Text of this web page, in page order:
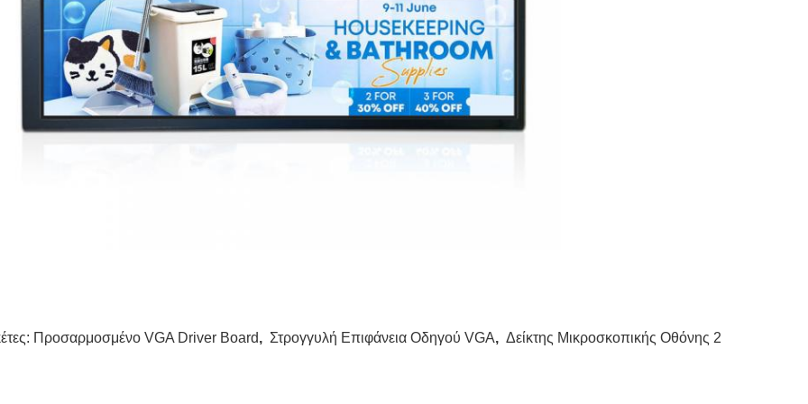
Προσαρμοσμένο VGA Driver Board, Στρογγυλή Επιφάνεια Οδηγού VGA, Δείκτης Μικροσκοπικής Οθόνης 2